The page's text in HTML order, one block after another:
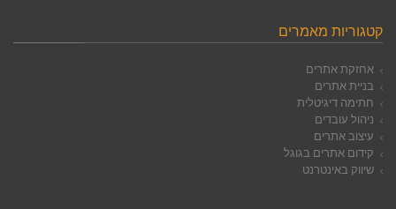
קטגוריות מאמרים
אחזקת אתרים
בניית אתרים
חתימה דיגיטלית
ניהול עובדים
עיצוב אתרים
קידום אתרים בגוגל
שיווק באינטרנט